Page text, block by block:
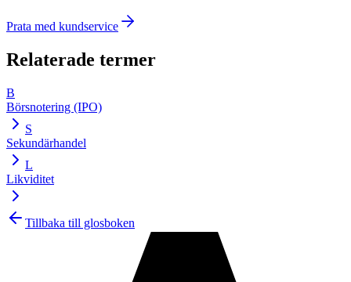
Prata med kundservice
Relaterade termer
B
Börsnotering (IPO)
S
Sekundärhandel
L
Likviditet
Tillbaka till glosboken